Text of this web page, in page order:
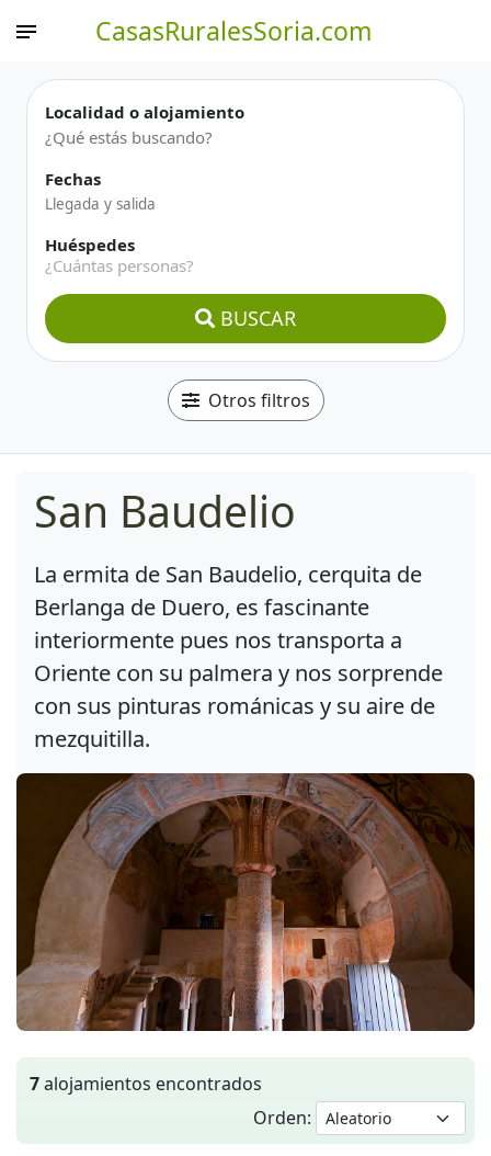
CasasRuralesSoria.com
Localidad o alojamiento
Fechas
Huéspedes
¿Cuántas personas?
BUSCAR
Otros filtros
San Baudelio
La ermita de San Baudelio, cerquita de
Berlanga de Duero, es fascinante
interiormente pues nos transporta a
Oriente con su palmera y nos sorprende
con sus pinturas románicas y su aire de
mezquitilla.
7alojamientos encontrados
Orden: